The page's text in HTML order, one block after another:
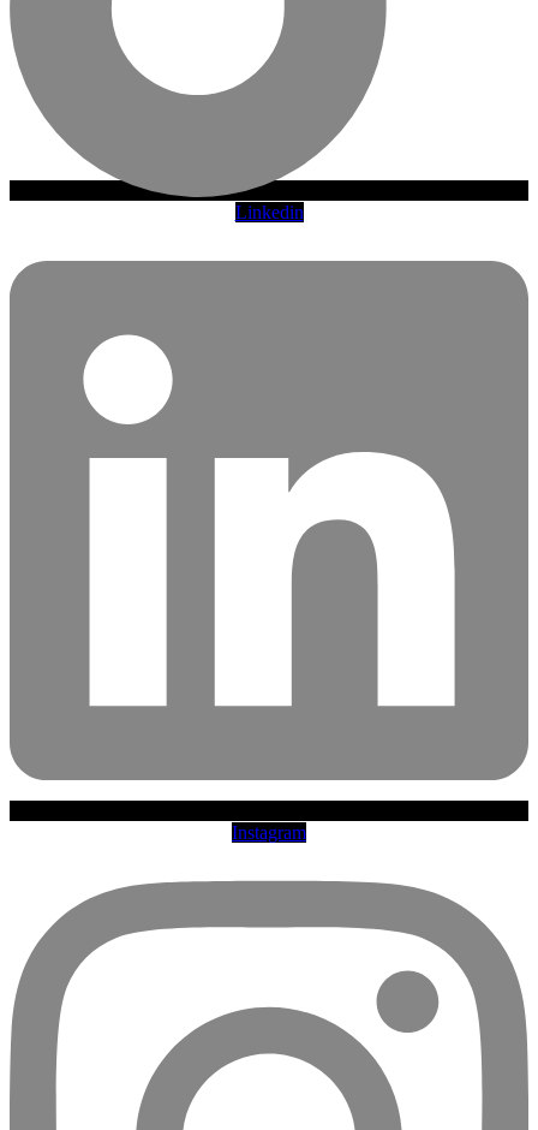
Linkedin
Instagram